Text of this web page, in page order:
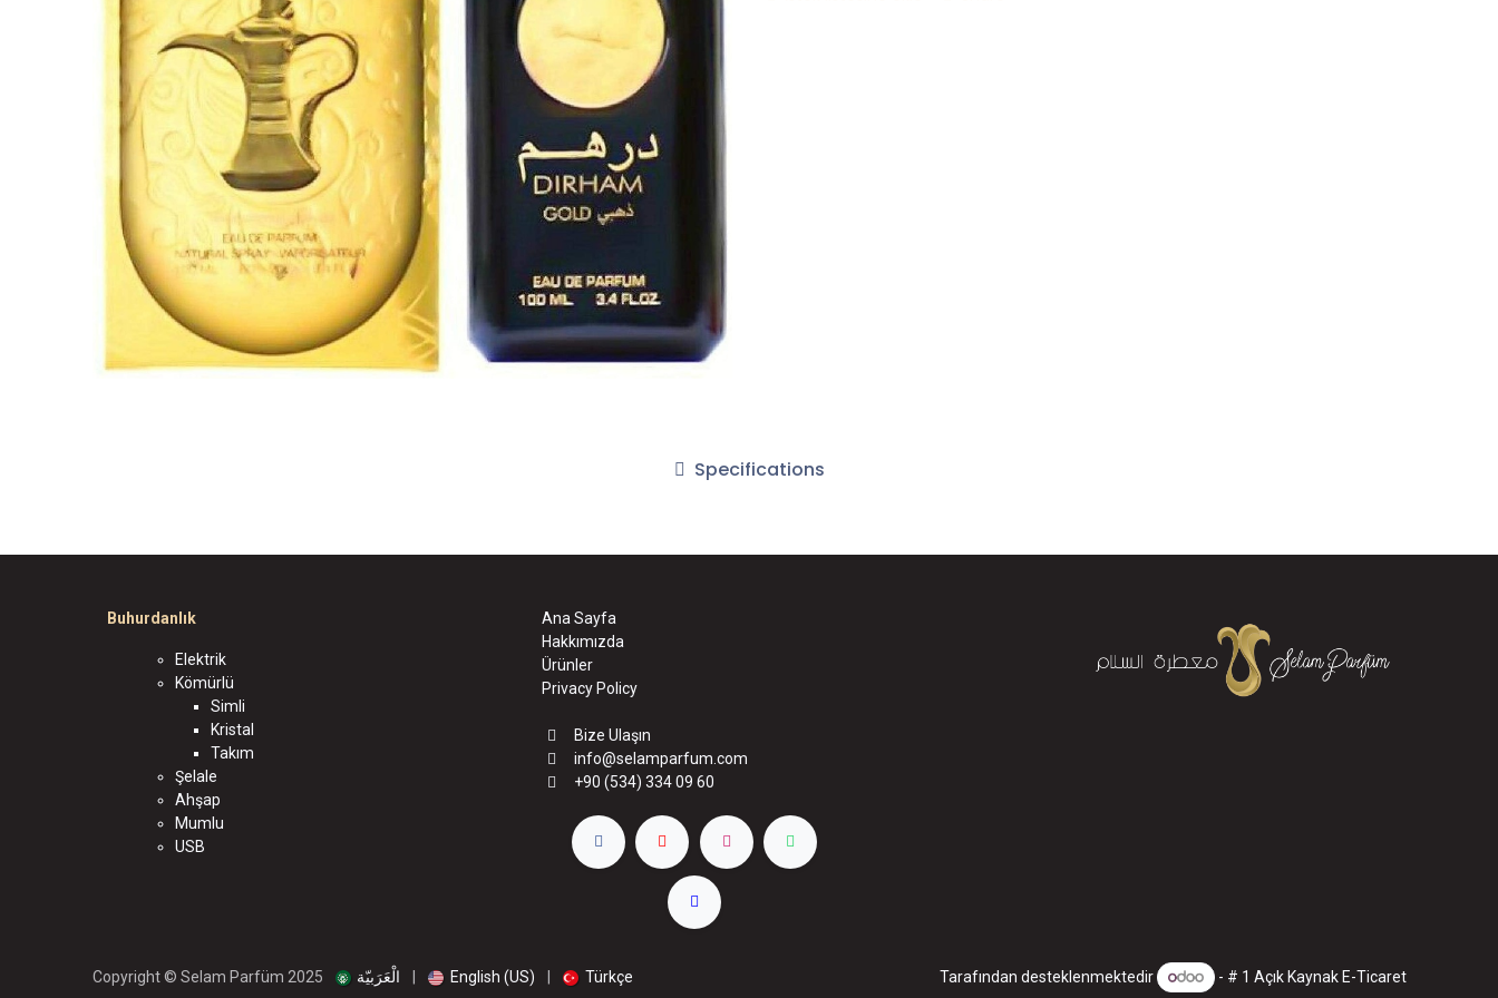
Specifications
Ana Sayfa
Hakkımızda
Ürünler
Privacy Policy
Bize Ulaşın
info@selamparfum.com
+90 (534) 334 09 60
Buhurdanlık
Elektrik
Kömürlü
Simli
Kristal
Takım
Şelale
Ahşap
Mumlu
USB
Copyright © Selam Parfüm 2025 الْعَرَبيّة English (US) Türkçe Tarafından desteklenmektedir - # 1 Açık Kaynak E-Ticaret